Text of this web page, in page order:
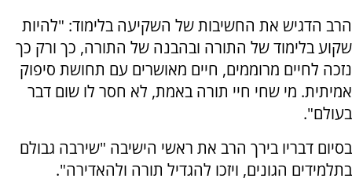
הרב הדגיש את החשיבות של השקיעה בלימוד: "להיות
שקוע בלימוד של התורה ובהבנה של התורה, כך ורק כך
נזכה לחיים מרוממים, חיים מאושרים עם תחושת סיפוק
אמיתית. מי שחי חיי תורה באמת, לא חסר לו שום דבר
בעולם".
בסיום דבריו בירך הרב את ראשי הישיבה "שירבה גבולם
בתלמידים הגונים, ויזכו להגדיל תורה ולהאדירה".